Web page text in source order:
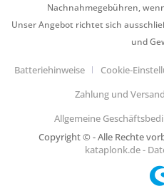
Nachnahmegebühren,
Unser Angebot richtet sich
und
Batteriehinweise Cookie-
Zahlung und Versand
Allgemeine
Copyright © - Alle Rechte
kataplonk.de -